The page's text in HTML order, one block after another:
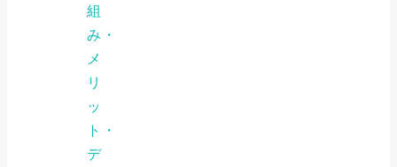
組
み・
メ
リ
ッ
ト・
デ